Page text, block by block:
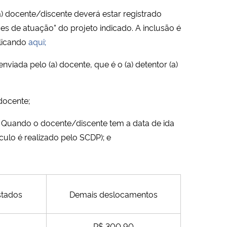
docente/discente deverá estar registrado
de atuação” do projeto indicado. A inclusão é
aqui;
pelo (a) docente, que é o (a) detentor (a)
o docente/discente tem a data de ida
é realizado pelo SCDP); e
Demais deslocamentos